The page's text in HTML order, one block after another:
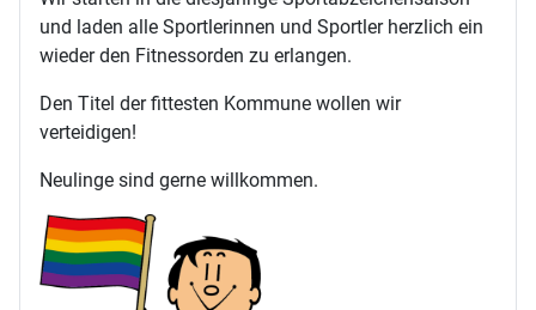
und laden alle Sportlerinnen und Sportler herzlich ein
wieder den Fitnessorden zu erlangen.
Den Titel der fittesten Kommune wollen wir
verteidigen!
Neulinge sind gerne willkommen.